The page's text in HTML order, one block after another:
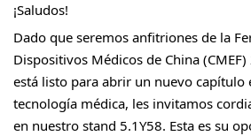
¡Saludos!
Dado que seremos anfitriones de la
Dispositivos Médicos de China
está listo para abrir un nuevo capítulo
tecnología médica, les invitamos
en nuestro stand 5.1Y58. Esta es su